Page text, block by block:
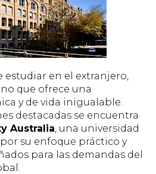
estudiar en el extranjero,
que ofrece una
y de vida inigualable.
destacadas se encuentra
Australia, una universidad
su enfoque práctico y
para las demandas del